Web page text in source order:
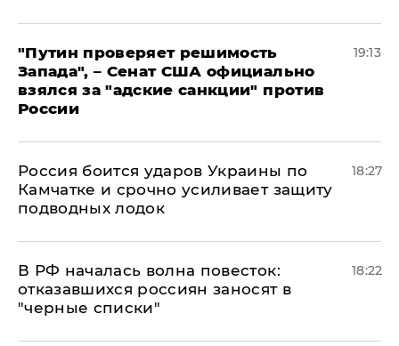
"Путин проверяет решимость
Запада", – Сенат США официально
взялся за "адские санкции" против
России
19:13
Россия боится ударов Украины по
Камчатке и срочно усиливает защиту
подводных лодок
18:27
​В РФ началась волна повесток:
отказавшихся россиян заносят в
"черные списки"
18:22